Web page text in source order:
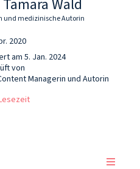
Tamara Wald
und medizinische Autorin
2020
am 5. Jan. 2024
von
Managerin und Autorin